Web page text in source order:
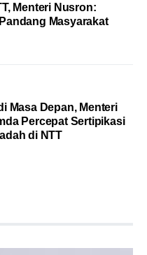
Menteri Nusron:
Masyarakat
Masa Depan, Menteri
Percepat Sertipikasi
di NTT